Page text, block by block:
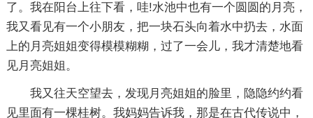
了。我在阳台上往下看，哇!水池中也有一个圆圆的月亮，
我又看见有一个小朋友，把一块石头向着水中扔去，水面
上的月亮姐姐变得模模糊糊，过了一会儿，我才清楚地看
见月亮姐姐。
我又往天空望去，发现月亮姐姐的脸里，隐隐约约看
见里面有一棵桂树。我妈妈告诉我，那是在古代传说中，